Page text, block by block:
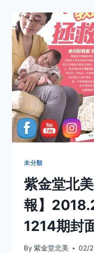
系
列
未分類
紫金堂北
報】
1214期封
By 紫金堂北美 02/